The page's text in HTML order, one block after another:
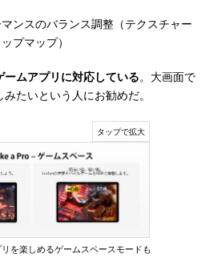
ンスのバランス調整（テクスチャー
プマップ）
ームアプリに対応している。大画面で
たいという人にお勧めだ。
を楽しめるゲームスペースモードも